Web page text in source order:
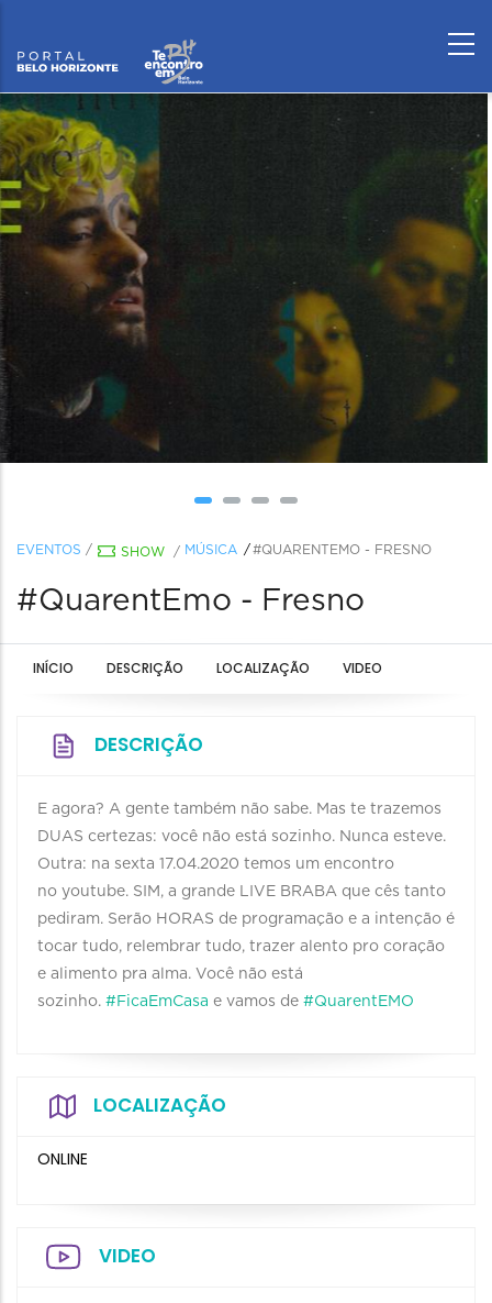
EVENTOS / SHOW / MÚSICA #QUARENTEMO - FRESNO
#QuarentEmo - Fresno
INÍCIO DESCRIÇÃO LOCALIZAÇÃO VIDEO
DESCRIÇÃO
E agora? A gente também não sabe. Mas te trazemos
DUAS certezas: você não está sozinho. Nunca esteve.
Outra: na sexta 17.04.2020 temos um encontro
no youtube. SIM, a grande LIVE BRABA que cês tanto
pediram. Serão HORAS de programação e a intenção é
tocar tudo, relembrar tudo, trazer alento pro coração
e alimento pra alma. Você não está
sozinho. #FicaEmCasa e vamos de #QuarentEMO
LOCALIZAÇÃO
ONLINE
VIDEO